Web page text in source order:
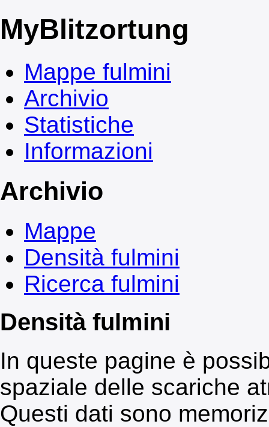
MyBlitzortung
Mappe fulmini
Archivio
Statistiche
Informazioni
Archivio
Mappe
Densità fulmini
Ricerca fulmini
Densità fulmini
In queste pagine è
spaziale delle scariche
Questi dati sono